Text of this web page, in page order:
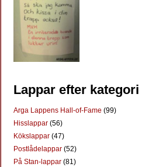
Lappar efter kategori
Arga Lappens Hall-of-Fame (99)
Hisslappar (56)
Kökslappar (47)
Postlådelappar (52)
På Stan-lappar (81)